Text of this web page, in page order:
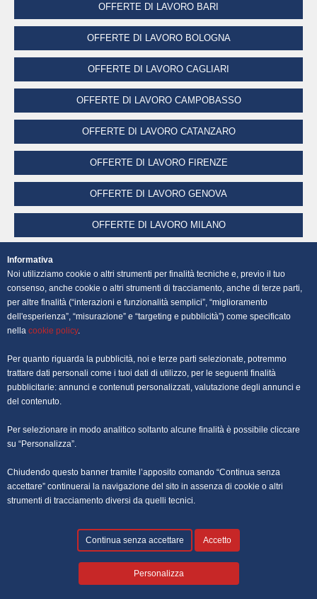
OFFERTE DI LAVORO BARI
OFFERTE DI LAVORO BOLOGNA
OFFERTE DI LAVORO CAGLIARI
OFFERTE DI LAVORO CAMPOBASSO
OFFERTE DI LAVORO CATANZARO
OFFERTE DI LAVORO FIRENZE
OFFERTE DI LAVORO GENOVA
OFFERTE DI LAVORO MILANO
OFFERTE DI LAVORO PALERMO
OFFERTE DI LAVORO PERUGIA
OFFERTE DI LAVORO ROMA
OFFERTE DI LAVORO TRIESTE
OFFERTE DI LAVORO VENEZIA
Informativa
Noi utilizziamo cookie o altri strumenti per finalità tecniche e, previo il tuo
consenso, anche cookie o altri strumenti di tracciamento, anche di terze parti,
per altre finalità (“interazioni e funzionalità semplici”, “miglioramento
dell'esperienza”, “misurazione” e “targeting e pubblicità”) come specificato
nella cookie policy.
Per quanto riguarda la pubblicità, noi e terze parti selezionate, potremmo
trattare dati personali come i tuoi dati di utilizzo, per le seguenti finalità
pubblicitarie: annunci e contenuti personalizzati, valutazione degli annunci e
del contenuto.
Per selezionare in modo analitico soltanto alcune finalità è possibile cliccare
su “Personalizza”.
Chiudendo questo banner tramite l’apposito comando “Continua senza
accettare” continuerai la navigazione del sito in assenza di cookie o altri
strumenti di tracciamento diversi da quelli tecnici.
Personalizza
Continua senza accettare Accetto